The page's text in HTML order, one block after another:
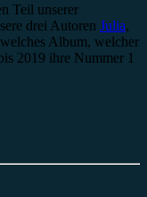
Teil unserer
drei Autoren Julia,
Album, welcher
2019 ihre Nummer 1